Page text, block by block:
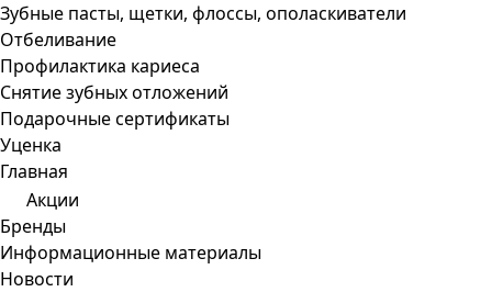
Зубные пасты, щетки, флоссы, ополаскиватели
Отбеливание
Профилактика кариеса
Снятие зубных отложений
Подарочные сертификаты
Уценка
Главная
Акции
Бренды
Информационные материалы
Новости